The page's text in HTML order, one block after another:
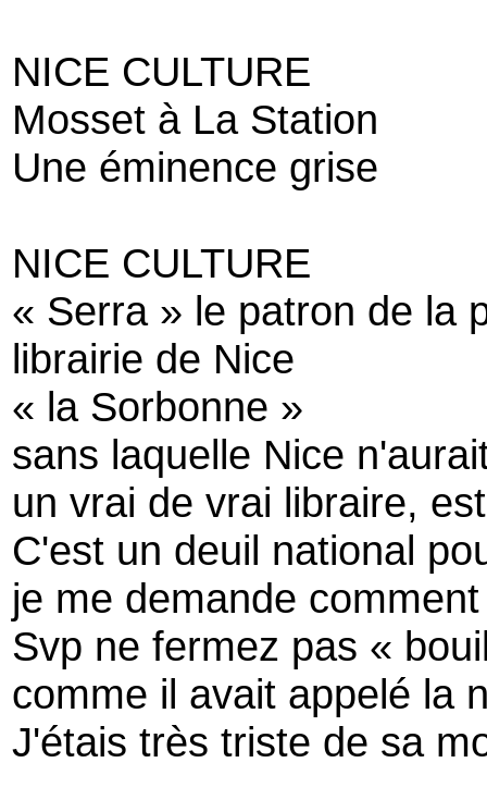
NICE CULTURE
Mosset à La Station
Une éminence grise
NICE CULTURE
« Serra » le patron de la
librairie de Nice
« la Sorbonne »
sans laquelle Nice
un vrai de vrai libraire,
C'est un deuil national
je me demande
Svp ne fermez pas «
comme il avait appelé la
J'étais très triste de sa